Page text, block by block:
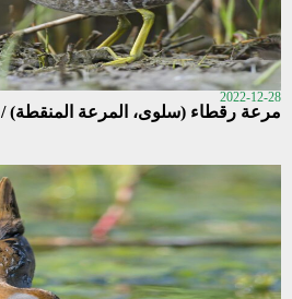
2022-12-28
مرعة رقطاء (سلوى، المرعة المنقطة) / Porzana porzana